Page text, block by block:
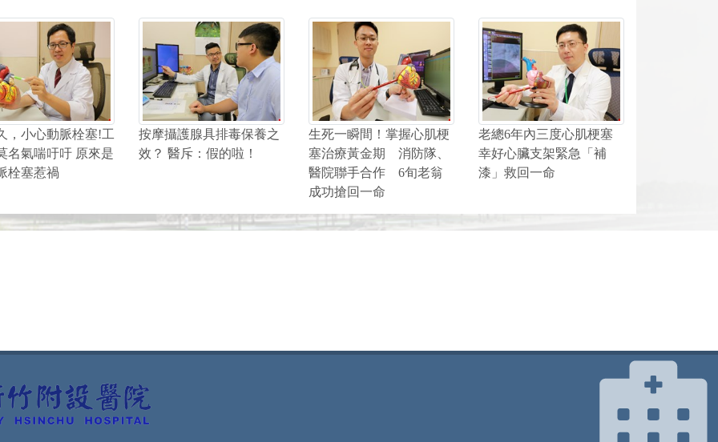
，小心動脈栓塞!工
名氣喘吁吁 原來是
栓塞惹禍
按摩攝護腺具排毒保養之
效？ 醫斥：假的啦！
生死一瞬間！掌握心肌梗
塞治療黃金期 消防隊、
醫院聯手合作 6旬老翁
成功搶回一命
老總6年內三度心肌梗塞
幸好心臟支架緊急「補
漆」救回一命